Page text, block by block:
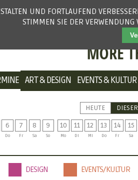
ART & DESIGN EVENTS & KULTUR
HEUTE
6
Do
7
Fr
8
Sa
9
So
10
Mo
11
Di
12
Mi
13
Do
14
Fr
15
Sa
DESIGN EVENTS/KULTUR
UND FORTLAUFEND
STIMMEN SIE DER VERWENDUNG